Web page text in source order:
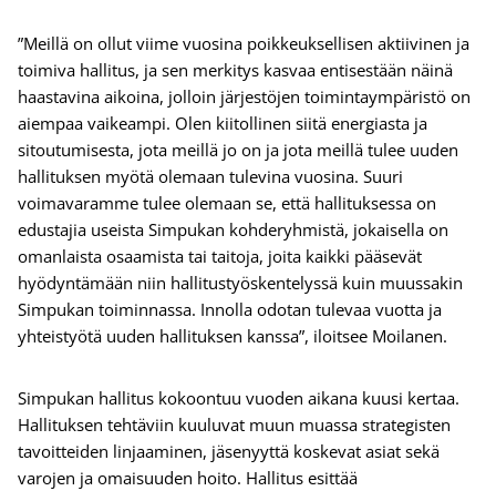
”Meillä on ollut viime vuosina poikkeuksellisen aktiivinen ja
toimiva hallitus, ja sen merkitys kasvaa entisestään näinä
haastavina aikoina, jolloin järjestöjen toimintaympäristö on
aiempaa vaikeampi. Olen kiitollinen siitä energiasta ja
sitoutumisesta, jota meillä jo on ja jota meillä tulee uuden
hallituksen myötä olemaan tulevina vuosina. Suuri
voimavaramme tulee olemaan se, että hallituksessa on
edustajia useista Simpukan kohderyhmistä, jokaisella on
omanlaista osaamista tai taitoja, joita kaikki pääsevät
hyödyntämään niin hallitustyöskentelyssä kuin muussakin
Simpukan toiminnassa. Innolla odotan tulevaa vuotta ja
yhteistyötä uuden hallituksen kanssa”, iloitsee Moilanen.
Simpukan hallitus kokoontuu vuoden aikana kuusi kertaa.
Hallituksen tehtäviin kuuluvat muun muassa strategisten
tavoitteiden linjaaminen, jäsenyyttä koskevat asiat sekä
varojen ja omaisuuden hoito. Hallitus esittää